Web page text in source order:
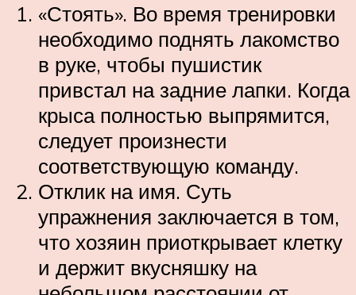
«Стоять». Во время тренировки
необходимо поднять лакомство
в руке, чтобы пушистик
привстал на задние лапки. Когда
крыса полностью выпрямится,
следует произнести
соответствующую команду.
Отклик на имя. Суть
упражнения заключается в том,
что хозяин приоткрывает клетку
и держит вкусняшку на